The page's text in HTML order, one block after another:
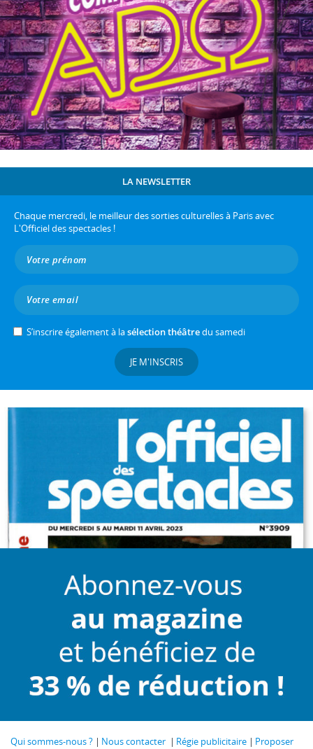
LA NEWSLETTER
Chaque mercredi, le meilleur des sorties culturelles à Paris avec
L'Officiel des spectacles !
S’inscrire également à lasélection théâtredu samedi
JE M'INSCRIS
Qui sommes-nous ? Nous contacter Régie publicitaire
Proposer